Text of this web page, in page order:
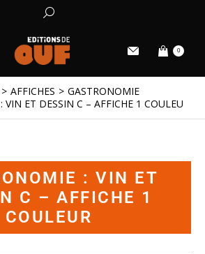
0
AFFICHES
GASTRONOMIE
ET DESSIN C – AFFICHE 1 COULEUR
: VIN ET
C – AFFICHE 1
COULEUR